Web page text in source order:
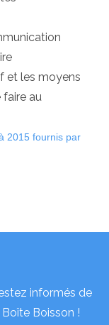
et les moyens
au
2015 fournis par
informés de
Boisson !